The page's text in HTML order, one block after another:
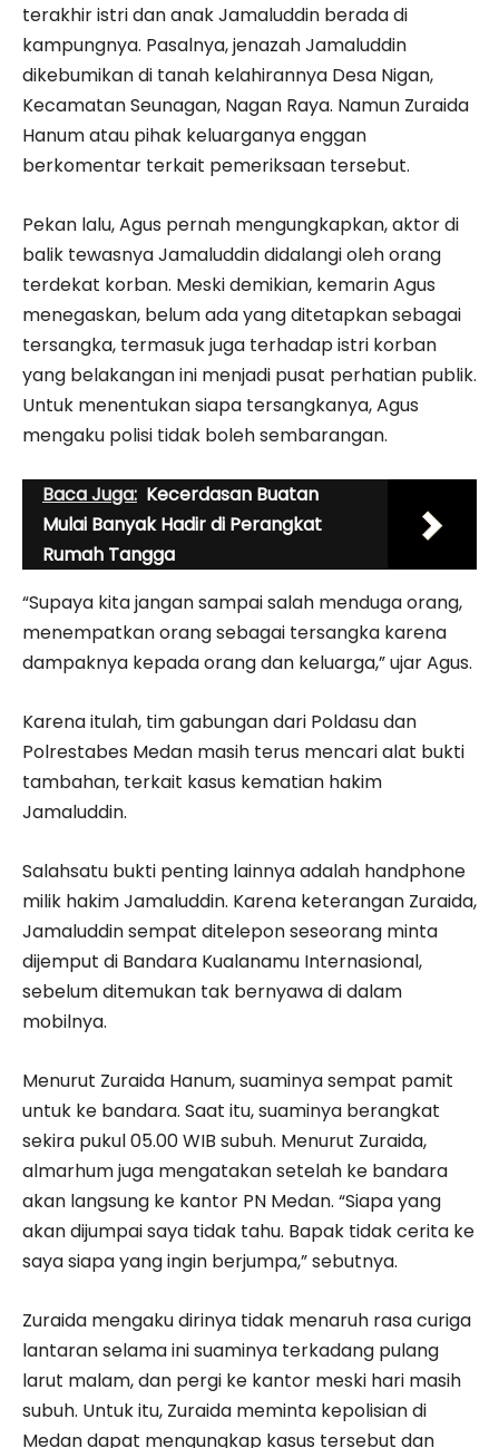
terakhir istri dan anak Jamaluddin berada di
kampungnya. Pasalnya, jenazah Jamaluddin
dikebumikan di tanah kelahirannya Desa Nigan,
Kecamatan Seunagan, Nagan Raya. Namun Zuraida
Hanum atau pihak keluarganya enggan
berkomentar terkait pemeriksaan tersebut.
Pekan lalu, Agus pernah mengungkapkan, aktor di
balik tewasnya Jamaluddin didalangi oleh orang
terdekat korban. Meski demikian, kemarin Agus
menegaskan, belum ada yang ditetapkan sebagai
tersangka, termasuk juga terhadap istri korban
yang belakangan ini menjadi pusat perhatian publik.
Untuk menentukan siapa tersangkanya, Agus
mengaku polisi tidak boleh sembarangan.
Baca Juga: Kecerdasan Buatan
Mulai Banyak Hadir di Perangkat
Rumah Tangga
“Supaya kita jangan sampai salah menduga orang,
menempatkan orang sebagai tersangka karena
dampaknya kepada orang dan keluarga,” ujar Agus.
Karena itulah, tim gabungan dari Poldasu dan
Polrestabes Medan masih terus mencari alat bukti
tambahan, terkait kasus kematian hakim
Jamaluddin.
Salahsatu bukti penting lainnya adalah handphone
milik hakim Jamaluddin. Karena keterangan Zuraida,
Jamaluddin sempat ditelepon seseorang minta
dijemput di Bandara Kualanamu Internasional,
sebelum ditemukan tak bernyawa di dalam
mobilnya.
Menurut Zuraida Hanum, suaminya sempat pamit
untuk ke bandara. Saat itu, suaminya berangkat
sekira pukul 05.00 WIB subuh. Menurut Zuraida,
almarhum juga mengatakan setelah ke bandara
akan langsung ke kantor PN Medan. “Siapa yang
akan dijumpai saya tidak tahu. Bapak tidak cerita ke
saya siapa yang ingin berjumpa,” sebutnya.
Zuraida mengaku dirinya tidak menaruh rasa curiga
lantaran selama ini suaminya terkadang pulang
larut malam, dan pergi ke kantor meski hari masih
subuh. Untuk itu, Zuraida meminta kepolisian di
Medan dapat mengungkap kasus tersebut dan